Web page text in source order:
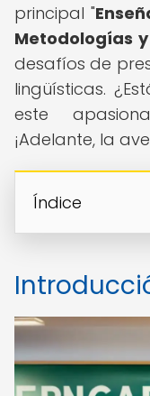
principal "
Metodologías
desafíos de
lingüísticas.
este
¡Adelante, la
Índice